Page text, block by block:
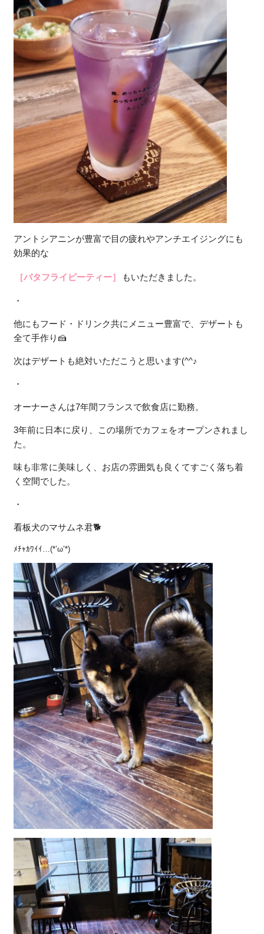
アントシアニンが豊富で目の疲れやアンチエイジングにも
効果的な
［バタフライピーティー］ もいただきました。
・
他にもフード・ドリンク共にメニュー豊富で、デザートも
全て手作り🍰
次はデザートも絶対いただこうと思います(^^♪
・
オーナーさんは7年間フランスで飲食店に勤務。
3年前に日本に戻り、この場所でカフェをオープンされまし
た。
味も非常に美味しく、お店の雰囲気も良くてすごく落ち着
く空間でした。
・
看板犬のマサムネ君🐕
ﾒﾁｬｶﾜｲｲ…(*’ω’*)